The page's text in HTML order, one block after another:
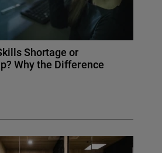
Shortage or
Why the Difference